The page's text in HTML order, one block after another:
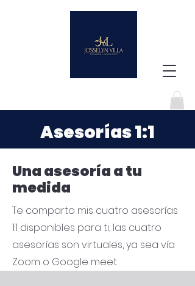
Asesorías 1:1
Una asesoría a tu
medida
Te comparto mis cuatro asesorías
1:1 disponibles para ti, las cuatro
asesorías son virtuales, ya sea vía
Zoom o Google meet